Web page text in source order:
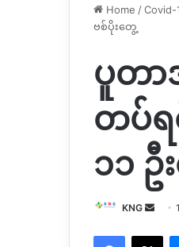
Home /Covid-
ဗစ်ပိုးတွေ့
ပူတာ
တပ်ရ
၁၁
KNG
Send
Facebook
X